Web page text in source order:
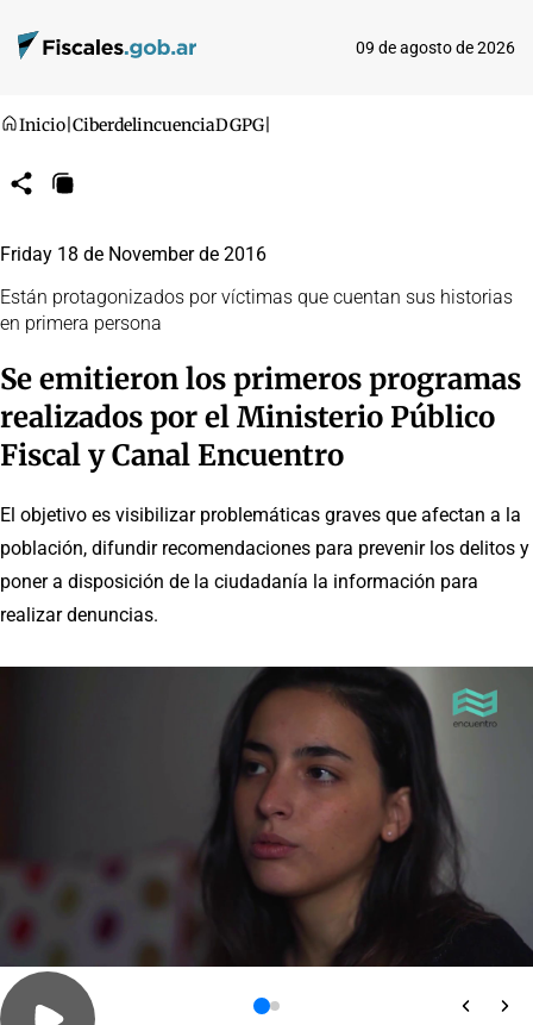
09 de agosto de 2026
Inicio CiberdelincuenciaDGPG
CompartirCopiar
Friday 18 de November de 2016
Están protagonizados por víctimas que cuentan sus historias
en primera persona
Se emitieron los primeros programas
realizados por el Ministerio Público
Fiscal y Canal Encuentro
El objetivo es visibilizar problemáticas graves que afectan a la
población, difundir recomendaciones para prevenir los delitos y
poner a disposición de la ciudadanía la información para
realizar denuncias.